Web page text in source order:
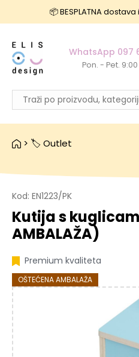
📦 BESPLATNA
WhatsApp 097
Pon. - Pet. 9:00
> 🏷️ Outlet
Kod: EN1223/PK
Kutija s
AMBALAŽA)
Premium kvaliteta
OŠTEĆENA AMBALAŽA